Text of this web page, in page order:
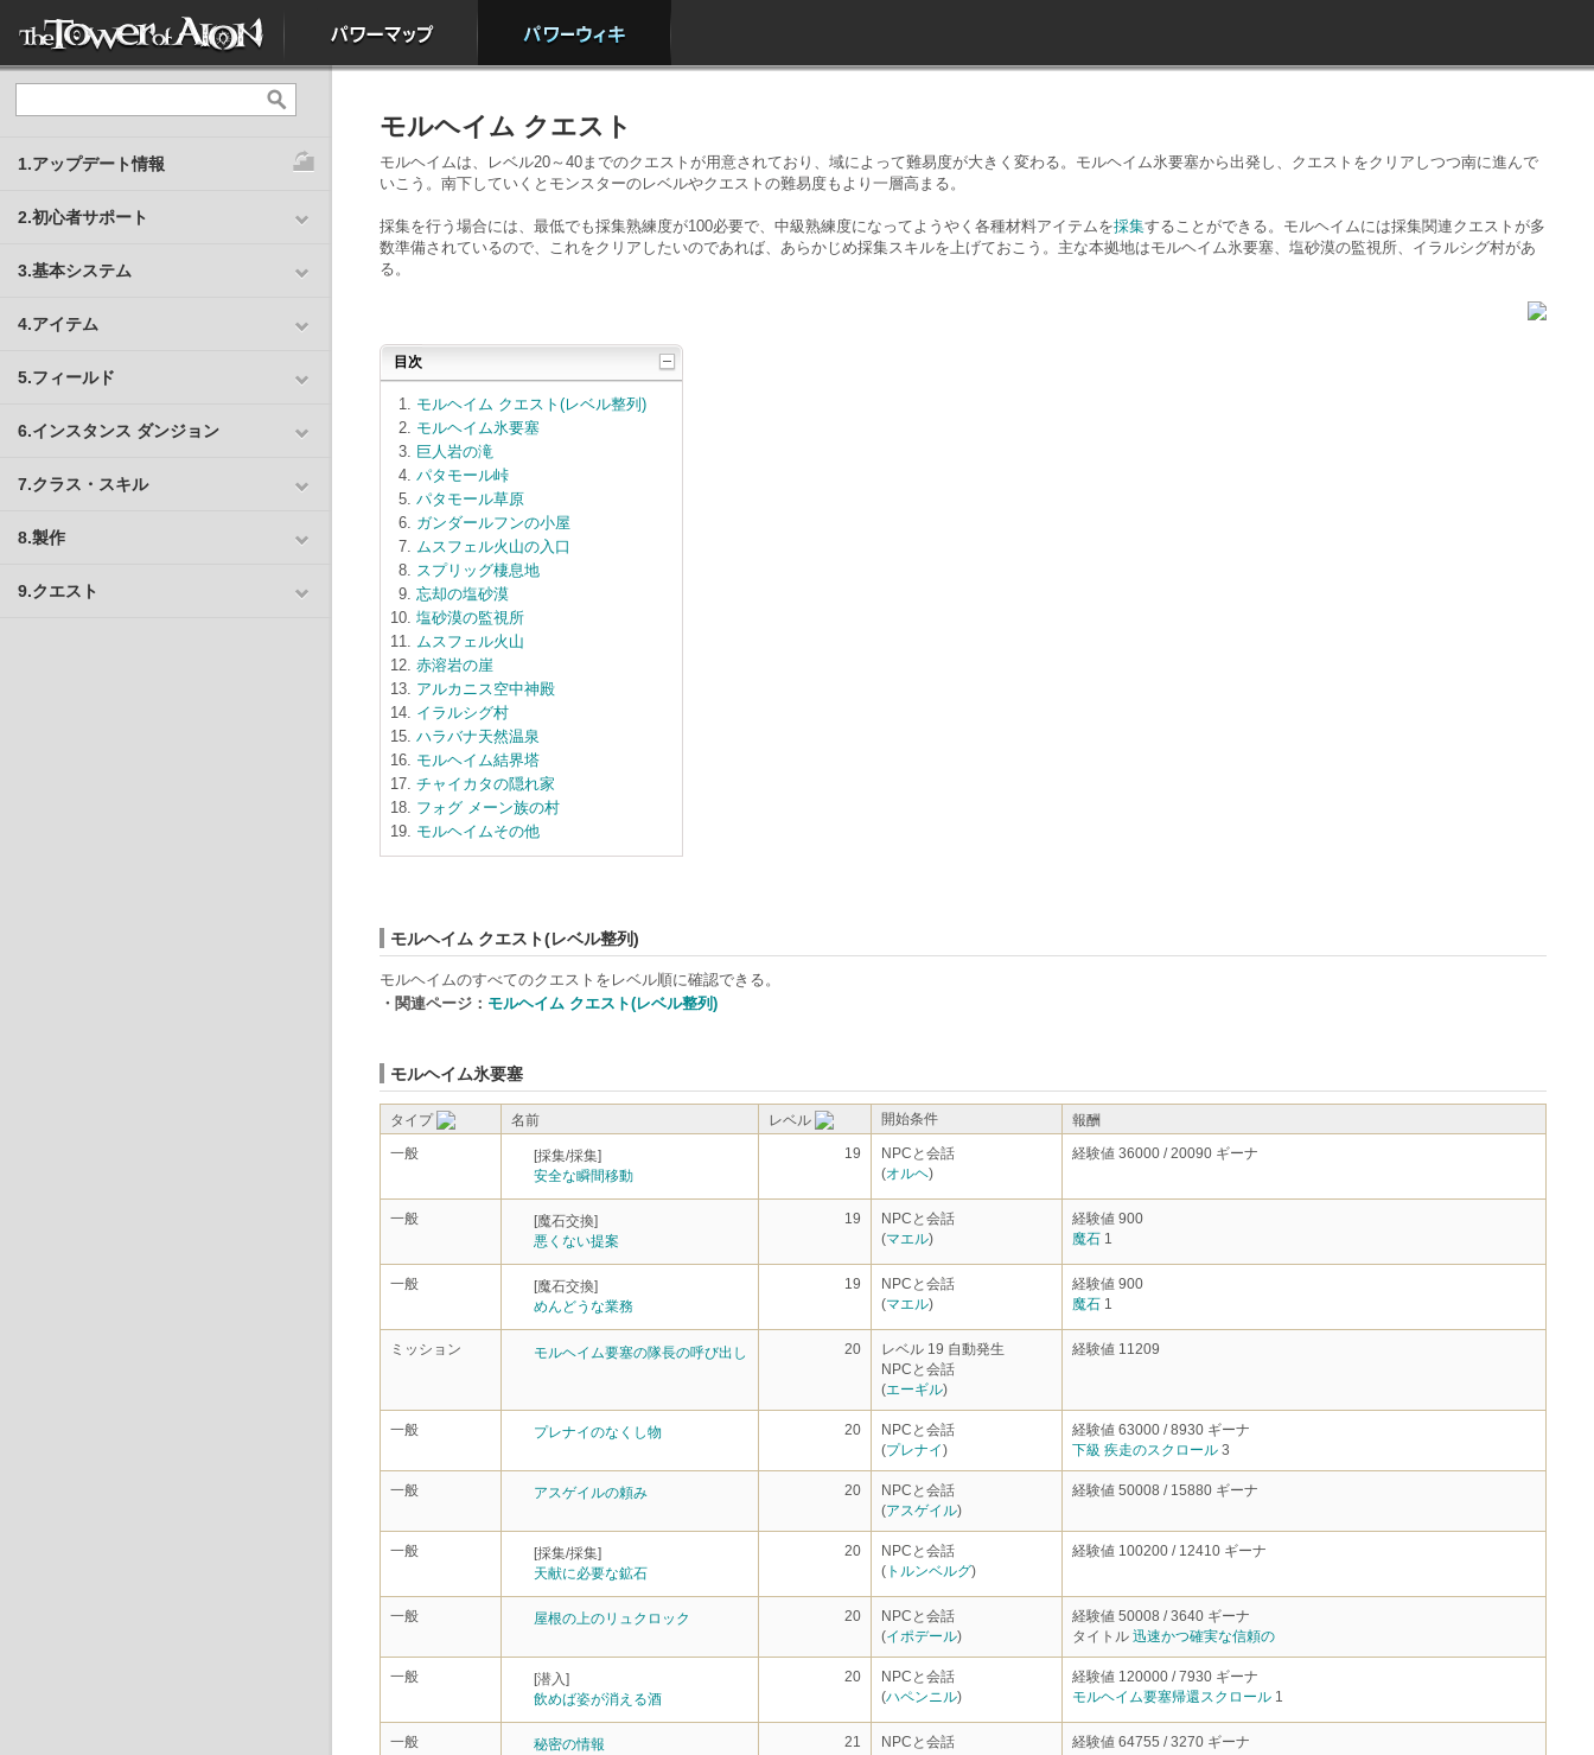
1.アップデート情報
2.初心者サポート
3.基本システム
4.アイテム
5.フィールド
6.インスタンス ダンジョン
7.クラス・スキル
8.製作
9.クエスト
モルヘイム クエスト
モルヘイムは、レベル20～40までのクエストが用意されており、域によって難易度が大きく変わる。モルヘイム氷要塞から出発し、クエストをクリアしつつ南に進んで
いこう。南下していくとモンスターのレベルやクエストの難易度もより一層高まる。
採集を行う場合には、最低でも採集熟練度が100必要で、中級熟練度になってようやく各種材料アイテムを採集することができる。モルヘイムには採集関連クエストが多
数準備されているので、これをクリアしたいのであれば、あらかじめ採集スキルを上げておこう。主な本拠地はモルヘイム氷要塞、塩砂漠の監視所、イラルシグ村があ
る。
目次
モルヘイム クエスト(レベル整列)
モルヘイム氷要塞
巨人岩の滝
パタモール峠
パタモール草原
ガンダールフンの小屋
ムスフェル火山の入口
スプリッグ棲息地
忘却の塩砂漠
塩砂漠の監視所
ムスフェル火山
赤溶岩の崖
アルカニス空中神殿
イラルシグ村
ハラバナ天然温泉
モルヘイム結界塔
チャイカタの隠れ家
フォグ メーン族の村
モルヘイムその他
モルヘイム クエスト(レベル整列)
モルヘイムのすべてのクエストをレベル順に確認できる。
・関連ページ： モルヘイム クエスト(レベル整列)
モルヘイム氷要塞
タイプ 名前 レベル 開始条件
報酬
一般
[採集/採集]
安全な瞬間移動
19
NPCと会話
(オルヘ)
経験値 36000 / 20090 ギーナ
一般
[魔石交換]
悪くない提案
19
NPCと会話
(マエル)
経験値 900
魔石 1
一般
[魔石交換]
めんどうな業務
19
NPCと会話
(マエル)
経験値 900
魔石 1
ミッション モルヘイム要塞の隊長の呼び出し 20
レベル 19 自動発生
NPCと会話
(エーギル)
経験値 11209
一般 プレナイのなくし物 20
NPCと会話
(プレナイ)
経験値 63000 / 8930 ギーナ
下級 疾走のスクロール 3
一般 アスゲイルの頼み 20
NPCと会話
(アスゲイル)
経験値 50008 / 15880 ギーナ
一般
[採集/採集]
天献に必要な鉱石
20
NPCと会話
( トルンベルグ)
経験値 100200 / 12410 ギーナ
一般 屋根の上のリュクロック 20
NPCと会話
(イポデール)
経験値 50008 / 3640 ギーナ
タイトル 迅速かつ確実な信頼の
一般
[潜入]
飲めば姿が消える酒
20
NPCと会話
(ハペンニル)
経験値 120000 / 7930 ギーナ
モルヘイム要塞帰還スクロール 1
一般 秘密の情報 21
NPCと会話
経験値 64755 / 3270 ギーナ